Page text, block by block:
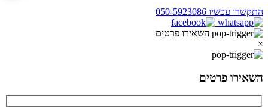
התקשרו עכשיו 050-5923086
השאירו פרטים
×
השאירו פרטים